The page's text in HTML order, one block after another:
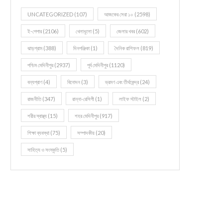
UNCATEGORIZED (107) আজকের সেরা ১০ (2598)
ই-পেপার (2106) খেলাধূলো (5) জেলার খবর (602)
ঝাড়গ্রাম (388) দিনপঞ্জিকা (1) দৈনিক রাশিফল (819)
পশ্চিম মেদিনীপুর (2937) পূর্ব মেদিনীপুর (1120)
বন্যপ্রাণ (4) বিনোদন (3) ভ্রমণ এবং তীর্থকেন্দ্র (24)
রাজনীতি(347) রান্না-রেসিপী (1) লাইফ স্টাইল (2)
শরীর স্বাস্থ্য (15) শহর মেদিনীপুর (917)
শিক্ষা ব্যবস্থা (75) সম্পাদকীয় (20)
সাহিত্য ও সংস্কৃতি(5)